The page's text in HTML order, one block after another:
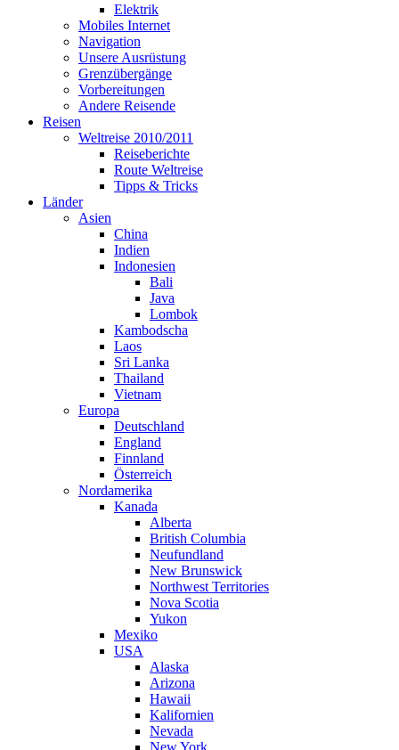
Elektrik
Mobiles Internet
Navigation
Unsere Ausrüstung
Grenzübergänge
Vorbereitungen
Andere Reisende
Reisen
Weltreise 2010/2011
Reiseberichte
Route Weltreise
Tipps & Tricks
Länder
Asien
China
Indien
Indonesien
Bali
Java
Lombok
Kambodscha
Laos
Sri Lanka
Thailand
Vietnam
Europa
Deutschland
England
Finnland
Österreich
Nordamerika
Kanada
Alberta
British Columbia
Neufundland
New Brunswick
Northwest Territories
Nova Scotia
Yukon
Mexiko
USA
Alaska
Arizona
Hawaii
Kalifornien
Nevada
New York